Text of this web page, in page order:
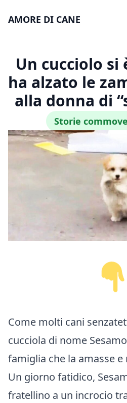
AMORE DI CANE
Un cucciolo si
ha alzato le
alla donna di
Storie
Come molti cani
cucciola di nome
famiglia che la amasse e
Un giorno fatidico,
fratellino a un incrocio